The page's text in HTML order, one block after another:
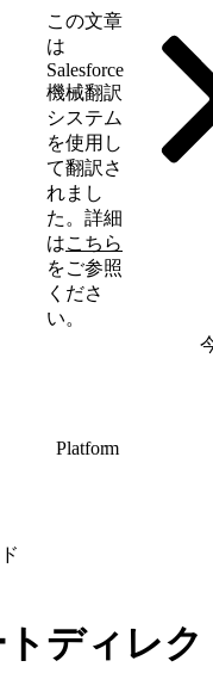
この文章
は
Salesforce
機械翻訳
システム
を使用し
て翻訳さ
れまし
た。詳細
はこちら
をご参照
くださ
い。
Platform
ディレク